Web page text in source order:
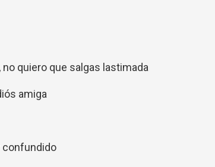
quiero que salgas lastimada
amiga
confundido